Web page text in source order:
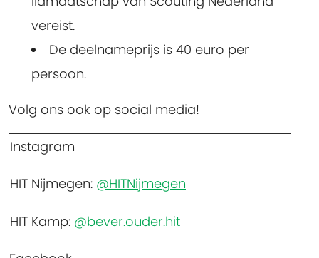
vereist.
De deelnameprijs is 40 euro per
persoon.
Volg ons ook op social media!
Instagram
HIT Nijmegen: @HITNijmegen
HIT Kamp: @bever.ouder.hit